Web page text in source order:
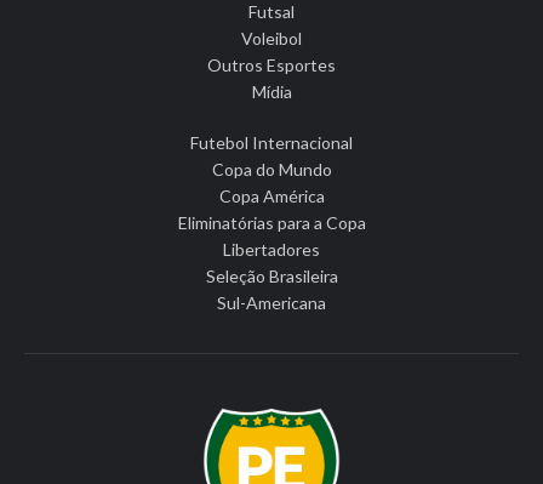
Futsal
Voleibol
Outros Esportes
Mídia
Futebol Internacional
Copa do Mundo
Copa América
Eliminatórias para a Copa
Libertadores
Seleção Brasileira
Sul-Americana